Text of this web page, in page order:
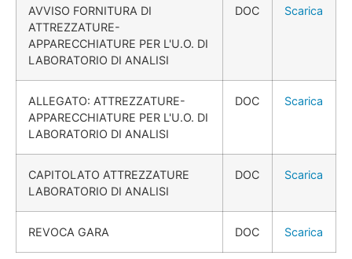
AVVISO FORNITURA DI
ATTREZZATURE-
APPARECCHIATURE PER L'U.O. DI
LABORATORIO DI ANALISI
DOC Scarica
ALLEGATO: ATTREZZATURE-
APPARECCHIATURE PER L'U.O. DI
LABORATORIO DI ANALISI
DOC Scarica
CAPITOLATO ATTREZZATURE
LABORATORIO DI ANALISI
DOC Scarica
REVOCA GARA DOC Scarica